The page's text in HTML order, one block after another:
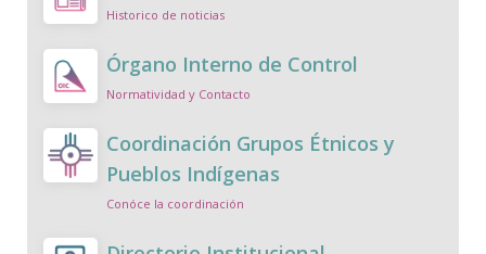
Historico de noticias
Órgano Interno de Control
Normatividad y Contacto
Coordinación Grupos Étnicos y
Pueblos Indígenas
Conóce la coordinación